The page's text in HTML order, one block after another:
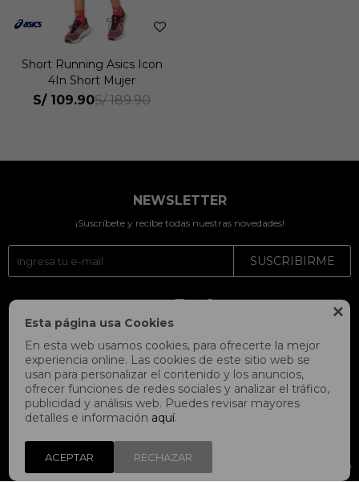

Esta página usa Cookies
En esta web usamos cookies, para ofrecerte la mejor
experiencia online. Las cookies de este sitio web se
usan para personalizar el contenido y los anuncios,
ofrecer funciones de redes sociales y analizar el tráfico,
publicidad y análisis web. Puedes revisar mayores
detalles e información aquí.
ACEPTAR RECHAZAR
Short Running Asics Icon
4In Short Mujer
S/ 109.90S/ 189.90
NEWSLETTER
¡Suscríbete y recibe todas nuestras novedades!
SUSCRIBIRME